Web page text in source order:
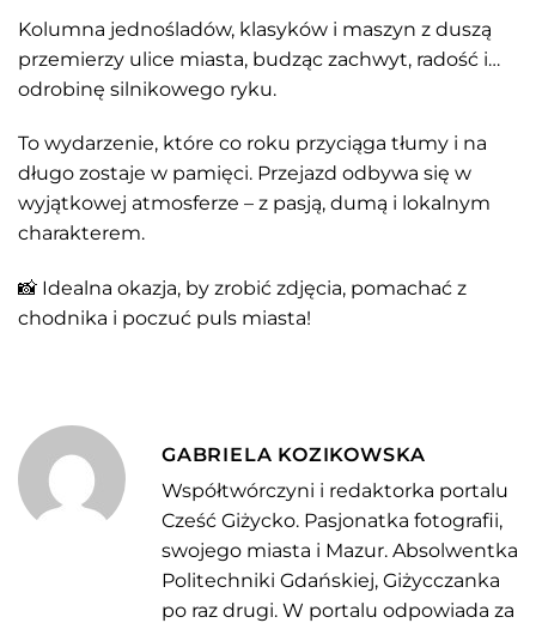
Kolumna jednośladów, klasyków i maszyn z duszą
przemierzy ulice miasta, budząc zachwyt, radość i…
odrobinę silnikowego ryku.
To wydarzenie, które co roku przyciąga tłumy i na
długo zostaje w pamięci. Przejazd odbywa się w
wyjątkowej atmosferze – z pasją, dumą i lokalnym
charakterem.
📸 Idealna okazja, by zrobić zdjęcia, pomachać z
chodnika i poczuć puls miasta!
GABRIELA KOZIKOWSKA
Współtwórczyni i redaktorka portalu
Cześć Giżycko. Pasjonatka fotografii,
swojego miasta i Mazur. Absolwentka
Politechniki Gdańskiej, Giżycczanka
po raz drugi. W portalu odpowiada za